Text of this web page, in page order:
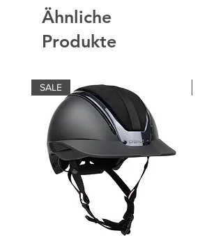
Ähnliche
Produkte
SALE